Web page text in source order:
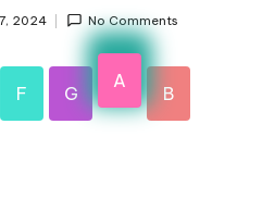
2024 No Comments
F G
A
B